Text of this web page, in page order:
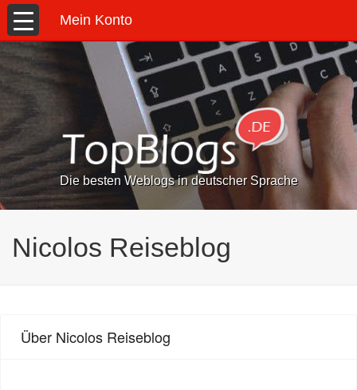
Mein Konto
Die besten Weblogs in deutscher Sprache
Nicolos Reiseblog
Über Nicolos Reiseblog